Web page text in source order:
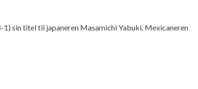
sin titel til japaneren Masamichi Yabuki. Mexicaneren